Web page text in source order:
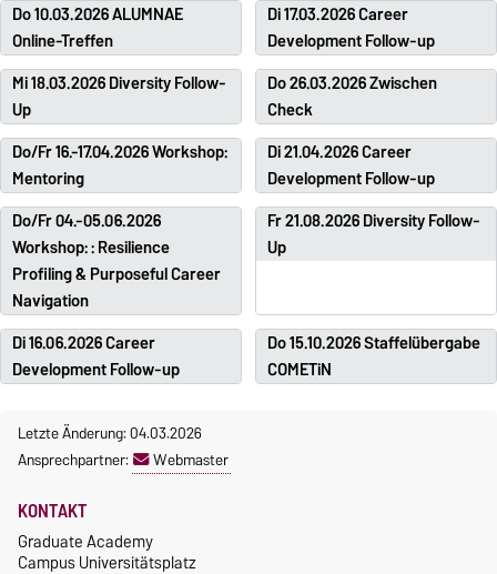
Do 10.03.2026 ALUMNAE
Online-Treffen
Di 17.03.2026 Career
Development Follow-up
Mi 18.03.2026 Diversity Follow-
Up
Do 26.03.2026 Zwischen
Check
Do/Fr 16.-17.04.2026 Workshop:
Mentoring
Di 21.04.2026 Career
Development Follow-up
Do/Fr 04.-05.06.2026
Workshop: : Resilience
Profiling & Purposeful Career
Navigation
Fr 21.08.2026 Diversity Follow-
Up
Di 16.06.2026 Career
Development Follow-up
Do 15.10.2026 Staffelübergabe
COMETiN
Letzte Änderung: 04.03.2026
Ansprechpartner:
Webmaster
KONTAKT
Graduate Academy
Campus Universitätsplatz